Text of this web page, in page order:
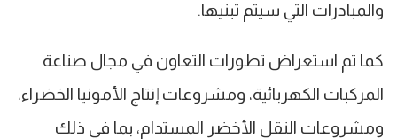
والمبادرات التي سيتم تبنيها.
كما تم استعراض تطورات التعاون في مجال صناعة
المركبات الكهربائية، ومشروعات إنتاج الأمونيا الخضراء،
ومشروعات النقل الأخضر المستدام، بما في ذلك